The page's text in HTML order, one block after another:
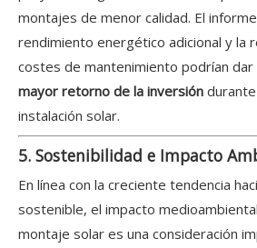
montajes de menor calidad. El
rendimiento energético adicional y la
costes de mantenimiento podrían dar
mayor retorno de la inversión
instalación solar.
5. Sostenibilidad e Impacto
En línea con la creciente tendencia
sostenible, el impacto
montaje solar es una consideración